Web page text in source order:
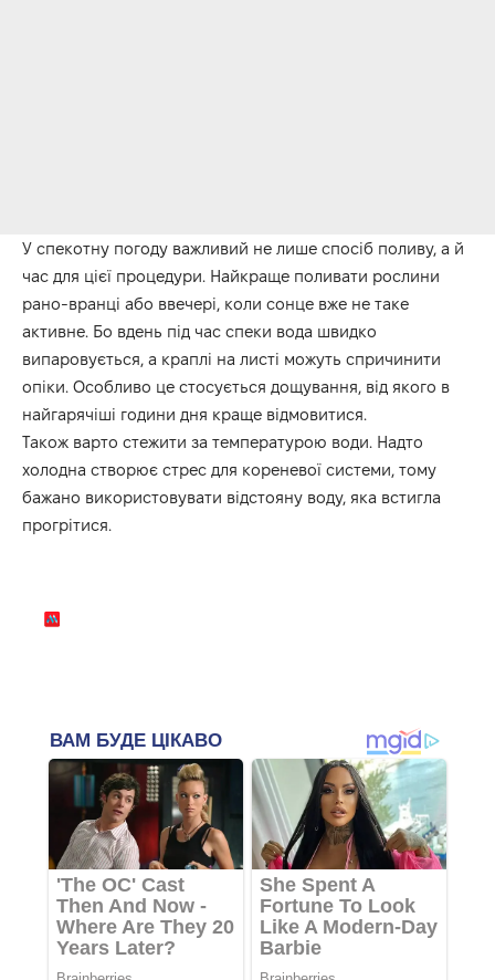
У спекотну погоду важливий не лише спосіб поливу, а й
час для цієї процедури. Найкраще поливати рослини
рано-вранці або ввечері, коли сонце вже не таке
активне. Бо вдень під час спеки вода швидко
випаровується, а краплі на листі можуть спричинити
опіки. Особливо це стосується дощування, від якого в
найгарячіші години дня краще відмовитися.
Також варто стежити за температурою води. Надто
холодна створює стрес для кореневої системи, тому
бажано використовувати відстояну воду, яка встигла
прогрітися.